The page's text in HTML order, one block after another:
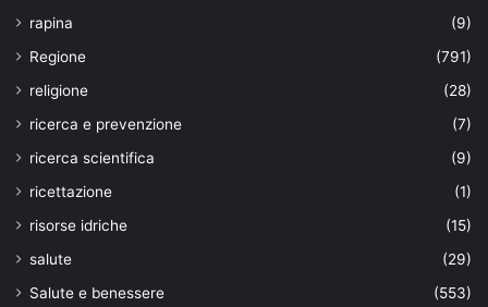
rapina
(9)
Regione
(791)
religione
(28)
ricerca e prevenzione
(7)
ricerca scientifica
(9)
ricettazione
(1)
risorse idriche
(15)
salute
(29)
Salute e benessere
(553)